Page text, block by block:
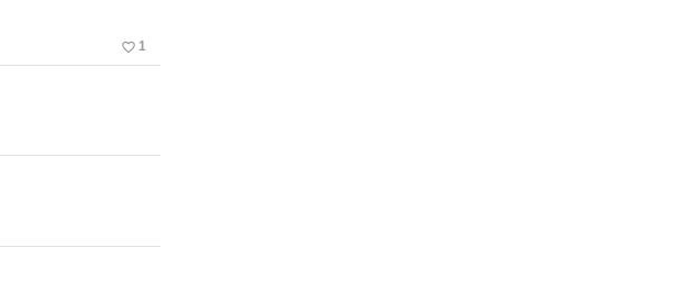
favorite_border 1